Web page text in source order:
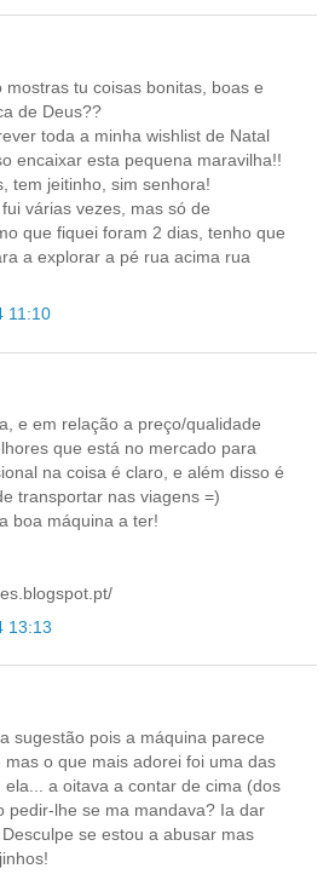
mostras tu coisas bonitas, boas e
de Deus??
toda a minha wishlist de Natal
encaixar esta pequena maravilha!!
tem jeitinho, sim senhora!
várias vezes, mas só de
que fiquei foram 2 dias, tenho que
a explorar a pé rua acima rua
11:10
e em relação a preço/qualidade
que está no mercado para
na coisa é claro, e além disso é
transportar nas viagens =)
boa máquina a ter!
13:13
sugestão pois a máquina parece
o que mais adorei foi uma das
a oitava a contar de cima (dos
pedir-lhe se ma mandava? Ia dar
se estou a abusar mas